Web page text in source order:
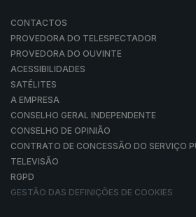
CONTACTOS
PROVEDORA DO TELESPECTADOR
PROVEDORA DO OUVINTE
ACESSIBILIDADES
SATÉLITES
A EMPRESA
CONSELHO GERAL INDEPENDENTE
CONSELHO DE OPINIÃO
CONTRATO DE CONCESSÃO DO SERVIÇO
TELEVISÃO
RGPD
GESTÃO DAS DEFINIÇÕES DE COOKIES